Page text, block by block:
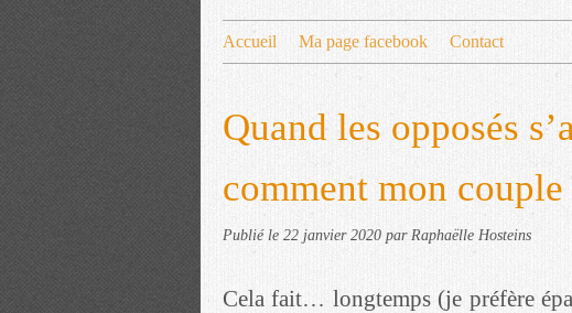
Accueil Ma page facebook Contact
Quand les opposés
comment mon
Publié le 22 janvier 2020 par Raphaëlle Hosteins
Cela fait… longtemps (je préfère